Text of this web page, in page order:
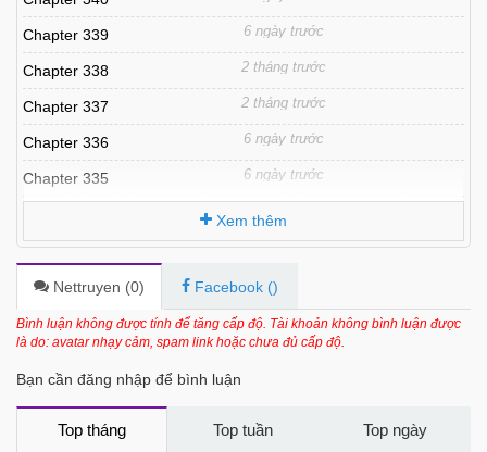
Chapter 339 6 ngày trước
Chapter 338 2 tháng trước
Chapter 337 2 tháng trước
Chapter 336 6 ngày trước
Chapter 335 6 ngày trước
Chapter 333 6 ngày trước
Chapter 332 2 tháng trước
Chapter 331 2 tháng trước
2 tháng trước
Chapter 329
Chapter 328 2 tháng trước
Xem thêm
Nettruyen (0) Facebook ()
Bình luận không được tính để tăng cấp độ. Tài khoản không bình luận được
là do: avatar nhạy cảm, spam link hoặc chưa đủ cấp độ.
Bạn cần đăng nhập để bình luận
Top tháng Top tuần Top ngày